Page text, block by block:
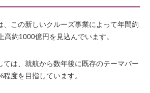
、この新しいクルーズ事業によって年間約
高約1000億円を見込んでいます。
ては、就航から数年後に既存のテーマパー
度を目指しています。